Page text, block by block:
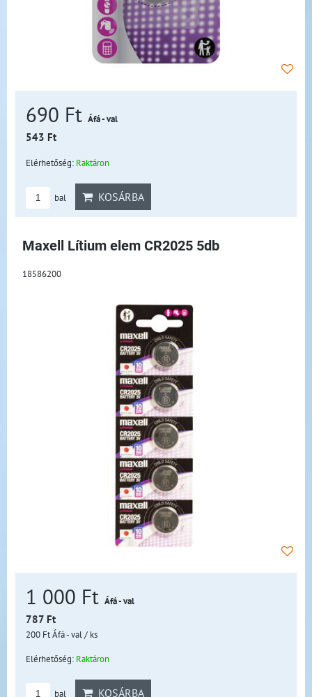
690 Ft Áfá - val
543 Ft
Elérhetőség: Raktáron
bal KOSÁRBA
Maxell Lítium elem CR2025 5db
18586200
1 000 Ft Áfá - val
787 Ft
200 FtÁfá - val/ ks
Elérhetőség: Raktáron
bal KOSÁRBA